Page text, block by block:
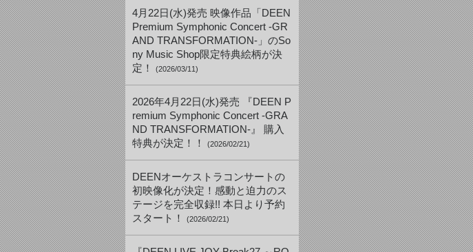
4月22日(水)発売 映像作品「DEEN
Premium Symphonic Concert -GR
AND TRANSFORMATION-」のSo
ny Music Shop限定特典絵柄が決
定！
(2026/03/11)
2026年4月22日(水)発売 『DEEN P
remium Symphonic Concert -GRA
ND TRANSFORMATION-』 購入
特典が決定！！
(2026/02/21)
DEENオーケストラコンサートの
初映像化が決定！感動と迫力のス
テージを完全収録!! 本日より予約
スタート！
(2026/02/21)